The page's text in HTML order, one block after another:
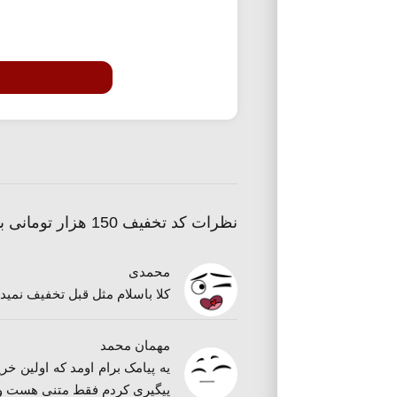
نظرات کد تخفیف 150 هزار تومانی باسلام
محمدی
کلا باسلام مثل قبل تخفیف
مهمان محمد
یه پیامک برام اومد که اولین
پیگیری کردم فقط متنی هست